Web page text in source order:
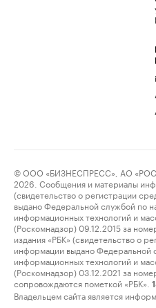
© ООО «БИЗНЕСПРЕСС», АО
2026. Сообщения и материалы
(свидетельство о регистрации
выдано Федеральной службой по
информационных технологий и
(Роскомнадзор) 09.12.2015 за
издания «РБК» (свидетельство о
информации выдано Федеральной
информационных технологий и
(Роскомнадзор) 03.12.2021 за
сопровождаются пометкой «РБК».
Владельцем сайта является